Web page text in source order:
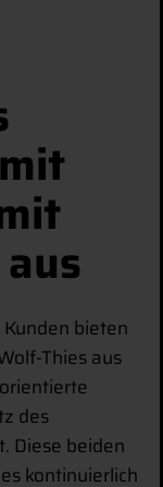
bieten
Thies aus
des
Diese beiden
kontinuierlich